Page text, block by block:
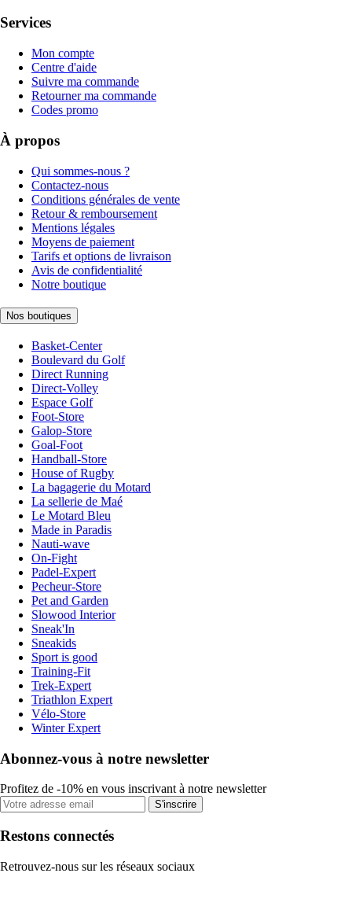
Services
Mon compte
Centre d'aide
Suivre ma commande
Retourner ma commande
Codes promo
À propos
Qui sommes-nous ?
Contactez-nous
Conditions générales de vente
Retour & remboursement
Mentions légales
Moyens de paiement
Tarifs et options de livraison
Avis de confidentialité
Notre boutique
Nos boutiques
Basket-Center
Boulevard du Golf
Direct Running
Direct-Volley
Espace Golf
Foot-Store
Galop-Store
Goal-Foot
Handball-Store
House of Rugby
La bagagerie du Motard
La sellerie de Maé
Le Motard Bleu
Made in Paradis
Nauti-wave
On-Fight
Padel-Expert
Pecheur-Store
Pet and Garden
Slowood Interior
Sneak'In
Sneakids
Sport is good
Training-Fit
Trek-Expert
Triathlon Expert
Vélo-Store
Winter Expert
Abonnez-vous à notre newsletter
Profitez de -10% en vous inscrivant à notre newsletter
S'inscrire
Restons connectés
Retrouvez-nous sur les réseaux sociaux